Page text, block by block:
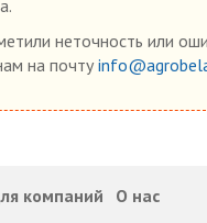
неточность или
на почту
компаний
О нас